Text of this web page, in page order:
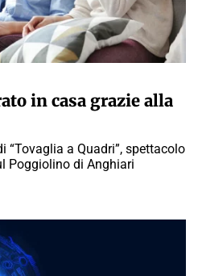
in casa grazie alla
“Tovaglia a Quadri”, spettacolo
Poggiolino di Anghiari